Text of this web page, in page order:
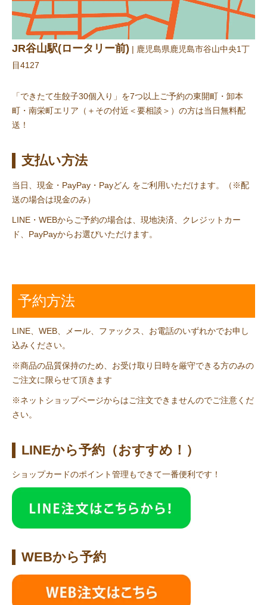
JR谷山駅(ロータリー前) | 鹿児島県鹿児島市谷山中央1丁
目4127
「できたて生餃子30個入り」を7つ以上ご予約の東開町・卸本
町・南栄町エリア（＋その付近＜要相談＞）の方は当日無料配
送！
支払い方法
当日、現金・PayPay・Payどん をご利用いただけます。（※配
送の場合は現金のみ）
LINE・WEBからご予約の場合は、現地決済、クレジットカー
ド、PayPayからお選びいただけます。
予約方法
LINE、WEB、メール、ファックス、お電話のいずれかでお申し
込みください。
※商品の品質保持のため、お受け取り日時を厳守できる方のみの
ご注文に限らせて頂きます
※ネットショップページからはご注文できませんのでご注意くだ
さい。
LINEから予約（おすすめ！）
ショップカードのポイント管理もできて一番便利です！
WEBから予約